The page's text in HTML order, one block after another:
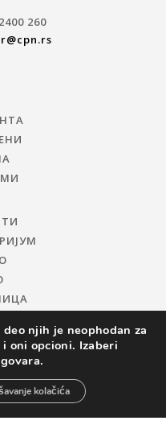
260
НАУКЕ
njih je neophodan za
oni opcioni. Izaberi
kolačića